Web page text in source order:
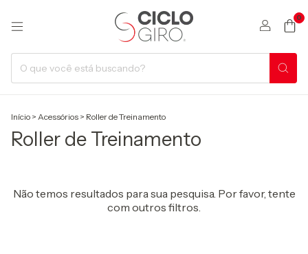
0
Início > Acessórios > Roller de Treinamento
Roller de Treinamento
Não temos resultados para sua pesquisa. Por favor, tente
com outros filtros.